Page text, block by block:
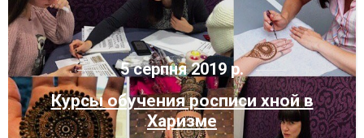
5 серпня 2019 р.
Курсы обучения росписи хной в
Харизме